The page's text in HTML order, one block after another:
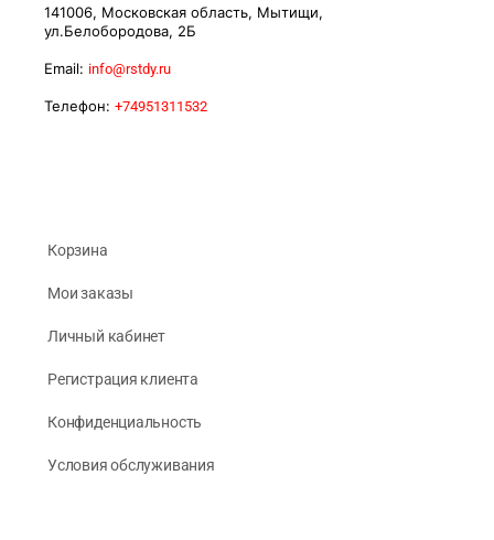
141006, Московская область, Мытищи,
ул.Белобородова, 2Б
Email: info@rstdy.ru
Телефон: +74951311532
Корзина
Мои заказы
Личный кабинет
Регистрация клиента
Конфиденциальность
Условия обслуживания